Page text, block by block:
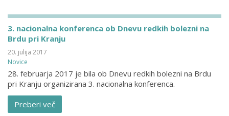
3. nacionalna konferenca ob Dnevu redkih bolezni na
Brdu pri Kranju
20. julija 2017
Novice
28. februarja 2017 je bila ob Dnevu redkih bolezni na Brdu
pri Kranju organizirana 3. nacionalna konferenca.
Preberi več